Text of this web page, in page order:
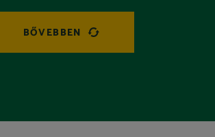
BŐVEBBEN